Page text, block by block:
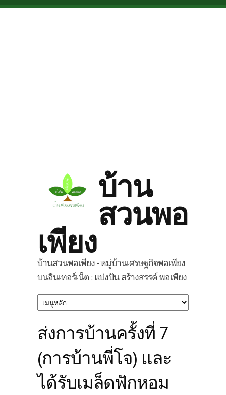
Skip to main content
บ้าน
สวนพอ
เพียง
บ้านสวนพอเพียง - หมู่บ้านเศรษฐกิจพอเพียง
บนอินเทอร์เน็ต : แบ่งปัน สร้างสรรค์ พอเพียง
ส่งการบ้านครั้งที่ 7
(การบ้านพี่โจ) และ
ได้รับเมล็ดฟักหอม